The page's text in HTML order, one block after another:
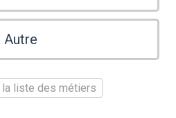
Autre
la liste des métiers